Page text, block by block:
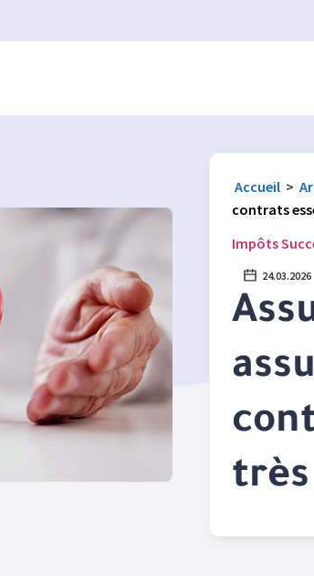
Accueil >
contrats
Impôts
24.03.2026